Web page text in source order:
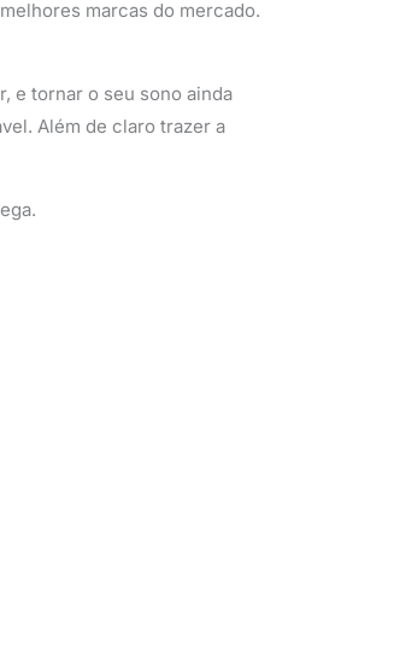
marcas do mercado.
e tornar o seu sono ainda
Além de claro trazer a